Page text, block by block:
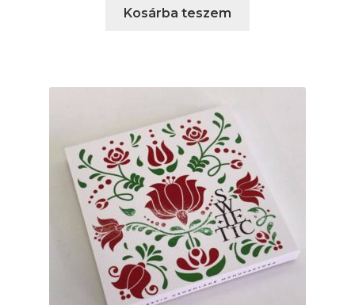
Kosárba teszem